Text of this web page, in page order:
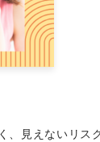
、見えないリス